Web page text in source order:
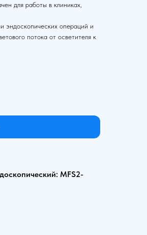
для работы в клиниках,
эндоскопических операций и
потока от осветителя к
MFS2-